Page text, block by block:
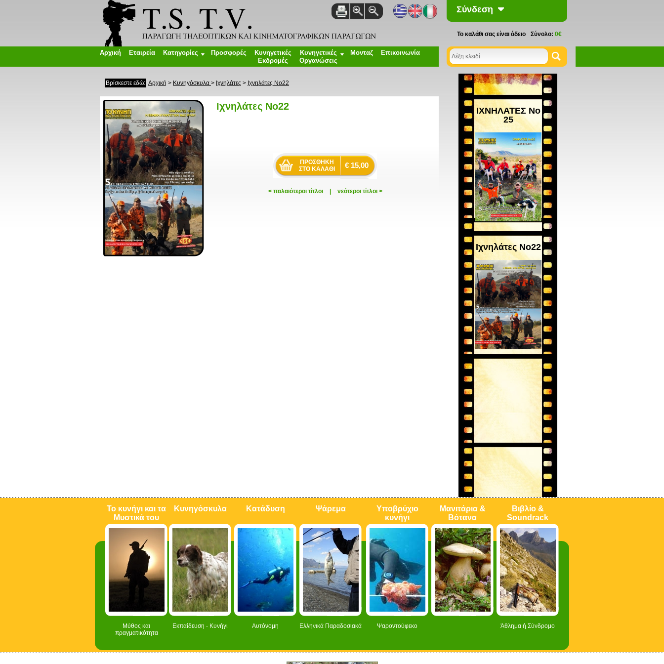
Σύνδεση
Το καλάθι σας είναι άδειο Σύνολο: 0€
Αρχική Εταιρεία Κατηγορίες Προσφορές
Κυνηγετικές
Εκδρομές
Κυνηγετικές
Οργανώσεις
Μονταζ Επικοινωνία
Βρίσκεστε εδώ: Αρχική > Κυνηγόσκυλα > Ιχνηλάτες > Ιχνηλάτες Νο22
Ιχνηλάτες Νο22
€ 15,00
< παλαιότεροι τίτλοι νεότεροι τίτλοι >
ΙΧΝΗΛΑΤΕΣ Νο
25
Ιχνηλάτες Νο22
Το κυνήγι και τα
Μυστικά του
Μύθος και
πραγματικότητα
Κυνηγόσκυλα
Εκπαίδευση - Κυνήγι
Κατάδυση
Αυτόνομη
Ψάρεμα
Ελληνικά Παραδοσιακά
Υποβρύχιο
κυνήγι
Ψαροντούφεκο
Μανιτάρια &
Βότανα
Βιβλίο &
Soundrack
Άθλημα ή Σύνδρομο